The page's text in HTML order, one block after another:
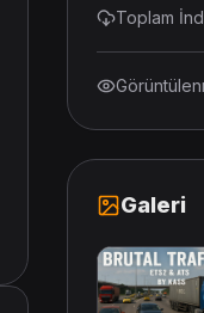
Toplam
Galeri